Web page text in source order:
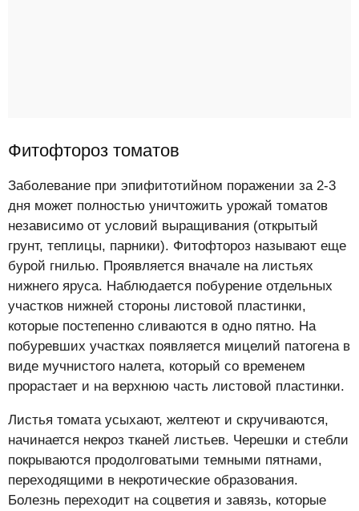
Фитофтороз томатов
Заболевание при эпифитотийном поражении за 2-3
дня может полностью уничтожить урожай томатов
независимо от условий выращивания (открытый
грунт, теплицы, парники). Фитофтороз называют еще
бурой гнилью. Проявляется вначале на листьях
нижнего яруса. Наблюдается побурение отдельных
участков нижней стороны листовой пластинки,
которые постепенно сливаются в одно пятно. На
побуревших участках появляется мицелий патогена в
виде мучнистого налета, который со временем
прорастает и на верхнюю часть листовой пластинки.
Листья томата усыхают, желтеют и скручиваются,
начинается некроз тканей листьев. Черешки и стебли
покрываются продолговатыми темными пятнами,
переходящими в некротические образования.
Болезнь переходит на соцветия и завязь, которые